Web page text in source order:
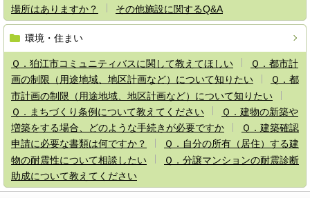
場所はありますか？
その他施設に関するQ&A
環境・住まい
Ｑ．狛江市コミュニティバスに関して教えてほしい
Ｑ．都市計
画の制限（用途地域、地区計画など）について知りたい
Ｑ．都
市計画の制限（用途地域、地区計画など）について知りたい
Ｑ．まちづくり条例について教えてください
Ｑ．建物の新築や
増築をする場合、どのような手続きが必要ですか
Ｑ．建築確認
申請に必要な書類は何ですか？
Ｑ．自分の所有（居住）する建
物の耐震性について相談したい
Ｑ．分譲マンションの耐震診断
助成について教えてください